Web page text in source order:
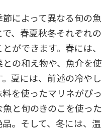
によって異なる旬の魚
、春夏秋冬それぞれの
ができます。春には、
の和え物や、魚介を使
夏には、前述の冷やし
を使ったマリネがぴっ
と旬のきのこを使った
。そして、冬には、温